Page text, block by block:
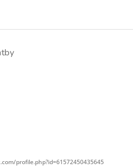
profile.php?id=61572450435645